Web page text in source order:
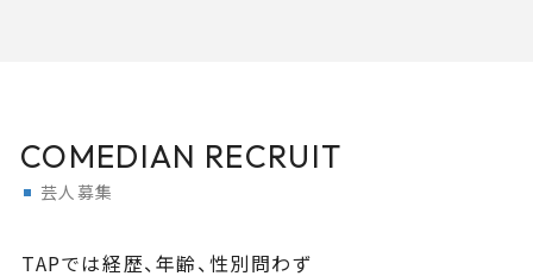
COMEDIAN RECRUIT
芸人募集
TAPでは経歴、年齢、性別問わず